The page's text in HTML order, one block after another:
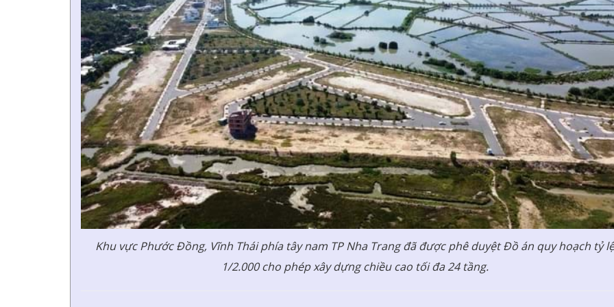
Khu vực Phước Đồng, Vĩnh Thái phía tây nam TP Nha Trang đã được phê duyệt Đồ án quy hoạch tỷ
1/2.000 cho phép xây dựng chiều cao tối đa 24 tầng.